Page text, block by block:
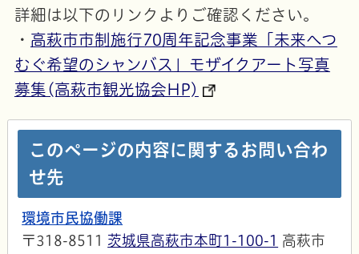
詳細は以下のリンクよりご確認ください。
・ 高萩市市制施行70周年記念事業「未来へつ
むぐ希望のシャンバス」モザイクアート写真
募集(高萩市観光協会HP)
このページの内容に関するお問い合わ
せ先
環境市民協働課
〒318-8511 茨城県高萩市本町1-100-1 高萩市